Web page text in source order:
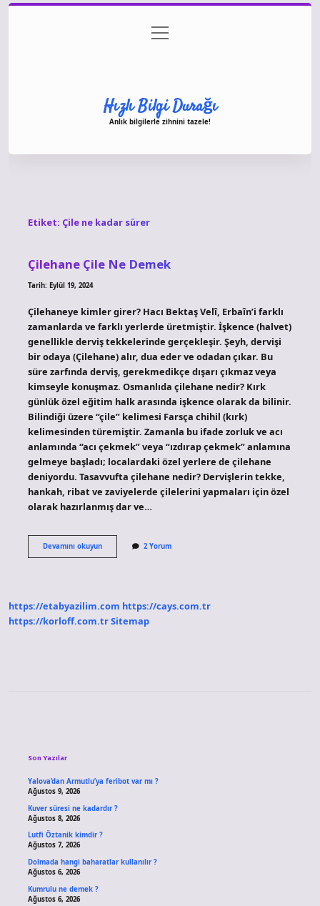
Gizlilik Politikası
menüyü
aç
Hızlı Bilgi Durağı
Anlık bilgilerle zihnini tazele!
Etiket: Çile ne kadar sürer
Çilehane Çile Ne Demek
Tarih: Eylül 19, 2024
Çilehaneye kimler girer? Hacı Bektaş Velî, Erbaîn’i farklı
zamanlarda ve farklı yerlerde üretmiştir. İşkence (halvet)
genellikle derviş tekkelerinde gerçekleşir. Şeyh, dervişi
bir odaya (Çilehane) alır, dua eder ve odadan çıkar. Bu
süre zarfında derviş, gerekmedikçe dışarı çıkmaz veya
kimseyle konuşmaz. Osmanlıda çilehane nedir? Kırk
günlük özel eğitim halk arasında işkence olarak da bilinir.
Bilindiği üzere “çile” kelimesi Farsça chihil (kırk)
kelimesinden türemiştir. Zamanla bu ifade zorluk ve acı
anlamında “acı çekmek” veya “ızdırap çekmek” anlamına
gelmeye başladı; localardaki özel yerlere de çilehane
deniyordu. Tasavvufta çilehane nedir? Dervişlerin tekke,
hankah, ribat ve zaviyelerde çilelerini yapmaları için özel
olarak hazırlanmış dar ve…
Devamını okuyunÇilehane
Çile
2 Yorum
https://etabyazilim.com https://cays.com.tr
https://korloff.com.trSitemap
Son Yazılar
Yalova’dan Armutlu’ya feribot var mı ?
Ağustos 9, 2026
Kuver süresi ne kadardır ?
Ağustos 8, 2026
Lutfi Öztanik kimdir ?
Ağustos 7, 2026
Dolmada hangi baharatlar kullanılır ?
Ağustos 6, 2026
Kumrulu ne demek ?
Ağustos 6, 2026